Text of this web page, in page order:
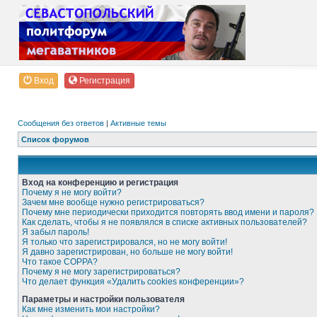
Вход Регистрация
Сообщения без ответов | Активные темы
Список форумов
Вход на конференцию и регистрация
Почему я не могу войти?
Зачем мне вообще нужно регистрироваться?
Почему мне периодически приходится повторять ввод имени и пароля?
Как сделать, чтобы я не появлялся в списке активных пользователей?
Я забыл пароль!
Я только что зарегистрировался, но не могу войти!
Я давно зарегистрирован, но больше не могу войти!
Что такое COPPA?
Почему я не могу зарегистрироваться?
Что делает функция «Удалить cookies конференции»?
Параметры и настройки пользователя
Как мне изменить мои настройки?